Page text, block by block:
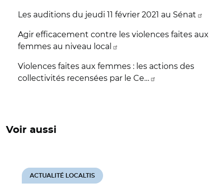
Les auditions du jeudi 11 février 2021 au Sénat
Agir efficacement contre les violences faites aux
femmes au niveau local
Violences faites aux femmes : les actions des
collectivités recensées par le Ce…
Voir aussi
ACTUALITÉ LOCALTIS